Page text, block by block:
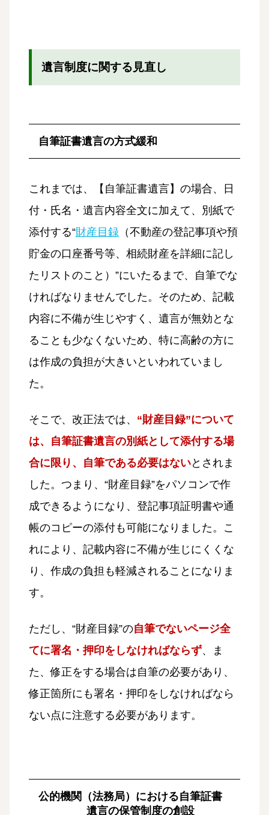
遺言制度に関する見直し
自筆証書遺言の方式緩和
これまでは、【自筆証書遺言】の場合、日
付・氏名・遺言内容全文に加えて、別紙で
添付する“財産目録 （不動産の登記事項や預
貯金の口座番号等、相続財産を詳細に記し
たリストのこと）”にいたるまで、自筆でな
ければなりませんでした。そのため、記載
内容に不備が生じやすく、遺言が無効とな
ることも少なくないため、特に高齢の方に
は作成の負担が大きいといわれていまし
た。
そこで、改正法では、 “財産目録”について
は、自筆証書遺言の別紙として添付する場
合に限り、自筆である必要はないとされま
した。つまり、“財産目録”をパソコンで作
成できるようになり、登記事項証明書や通
帳のコピーの添付も可能になりました。こ
れにより、記載内容に不備が生じにくくな
り、作成の負担も軽減されることになりま
す。
ただし、“財産目録”の自筆でないページ全
てに署名・押印をしなければならず、ま
た、修正をする場合は自筆の必要があり、
修正箇所にも署名・押印をしなければなら
ない点に注意する必要があります。
公的機関（法務局）における自筆証書
遺言の保管制度の創設